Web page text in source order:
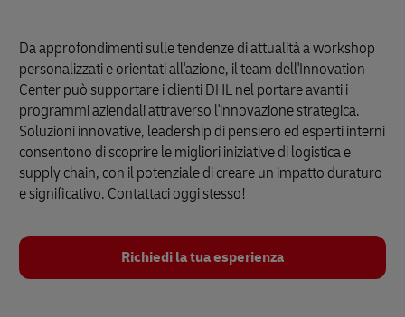
Da approfondimenti sulle tendenze di attualità a workshop
personalizzati e orientati all'azione, il team dell'Innovation
Center può supportare i clienti DHL nel portare avanti i
programmi aziendali attraverso l'innovazione strategica.
Soluzioni innovative, leadership di pensiero ed esperti interni
consentono di scoprire le migliori iniziative di logistica e
supply chain, con il potenziale di creare un impatto duraturo
e significativo. Contattaci oggi stesso!
Richiedi la tua esperienza